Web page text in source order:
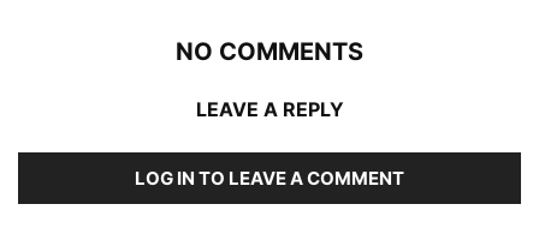
NO COMMENTS
LEAVE A REPLY
LOG IN TO LEAVE A COMMENT